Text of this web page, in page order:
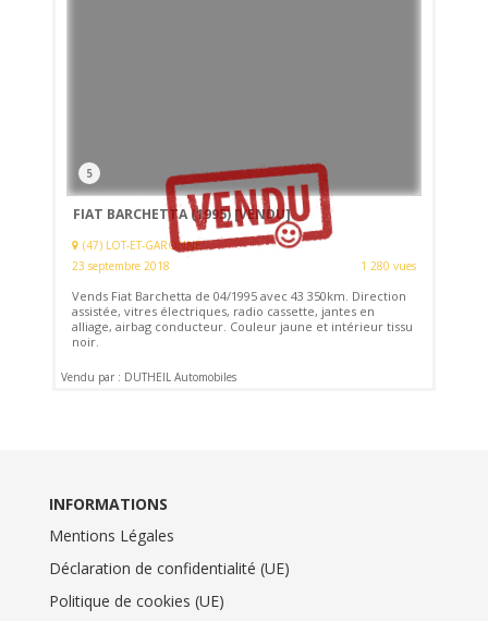
5
FIAT BARCHETTA (1995) [VENDU]
(47) LOT-ET-GARONNE
23 septembre 2018
1 280 vues
Vends Fiat Barchetta de 04/1995 avec 43 350km. Direction
assistée, vitres électriques, radio cassette, jantes en
alliage, airbag conducteur. Couleur jaune et intérieur tissu
noir.
Vendu par : DUTHEIL Automobiles
INFORMATIONS
Mentions Légales
Déclaration de confidentialité (UE)
Politique de cookies (UE)